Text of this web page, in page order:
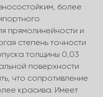
более
прямолинейности и
степень точности
толщины 0,03
поверхности
что сопротивление
красива. Имеет